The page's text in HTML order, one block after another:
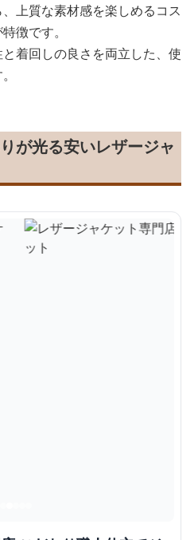
上質な素材感を楽しめるコス
徴です。
着回しの良さを両立した、使
が光る安いレザージャ